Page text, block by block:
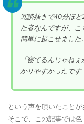
冗談抜きで40分ほ
た者なんですが、
簡単に起こせまし
「寝てるんじゃね
かりやすかったです
という声を頂いたことが
そこで、この記事では